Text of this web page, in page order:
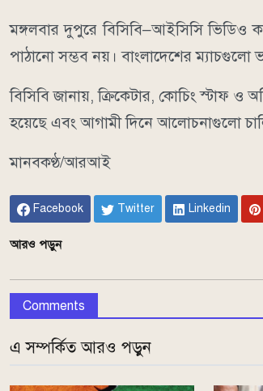
মঙ্গলবার দুপুরে বিসিবি–আইসিসি ভিডিও
পাঠানো সম্ভব নয়। বাংলাদেশের
বিসিবি জানায়, ক্রিকেটার, কোচিং স্টাফ ও
হয়েছে এবং আগামী দিনে আলোচনাগুলো
মানবকণ্ঠ/আরআই
Facebook Twitter Linkedin
আরও পড়ুন
Comments
এ সম্পর্কিত আরও পড়ুন